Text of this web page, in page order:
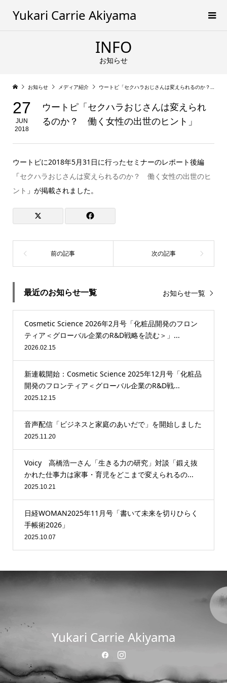
Yukari Carrie Akiyama
INFO
お知らせ
お知らせ メディア紹介 ウートピ「セクハラおじさんは変えられるのか？ 働く女性の出世のヒント」
27
JUN
2018
ウートピ「セクハラおじさんは変えられ
るのか？ 働く女性の出世のヒント」
ウートピに2018年5月31日に行ったセミナーのレポート後編
「セクハラおじさんは変えられるのか？ 働く女性の出世のヒ
ント 」が掲載されました。
最近のお知らせ一覧 お知らせ一覧
Cosmetic Science 2026年2月号「化粧品開発のフロン
ティア＜グローバル企業のR&D戦略を読む＞」...
2026.02.15
新連載開始：Cosmetic Science 2025年12月号「化粧品
開発のフロンティア＜グローバル企業のR&D戦...
2025.12.15
音声配信「ビジネスと家庭のあいだで」を開始しました
2025.11.20
Voicy 高橋浩一さん「生きる力の研究」対談「鍛え抜
かれた仕事力は家事・育児をどこまで変えられるの...
2025.10.21
日経WOMAN2025年11月号「書いて未来を切りひらく
手帳術2026」
2025.10.07
Yukari Carrie Akiyama